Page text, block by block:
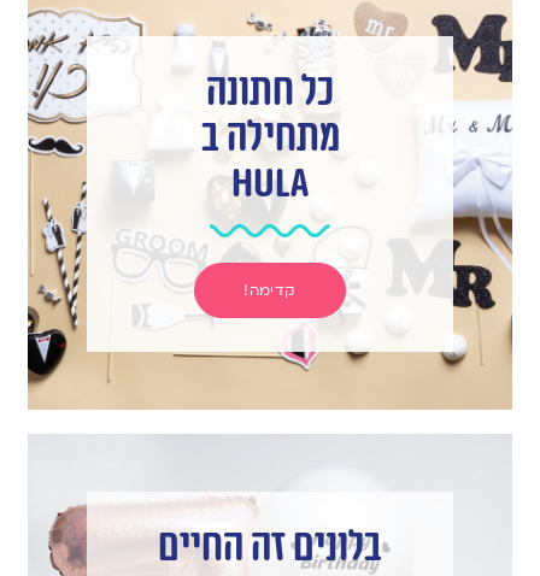
כל חתונה
מתחילה ב
hula
קדימה!
בלונים זה החיים